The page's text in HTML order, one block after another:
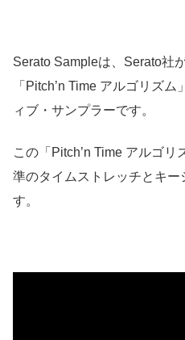
Serato Sampleは、Serato社
「Pitch’n Time アルゴリズ
ィブ・サンプラーです。
この「Pitch’n Time アルゴ
準のタイムストレッチとキー
す。